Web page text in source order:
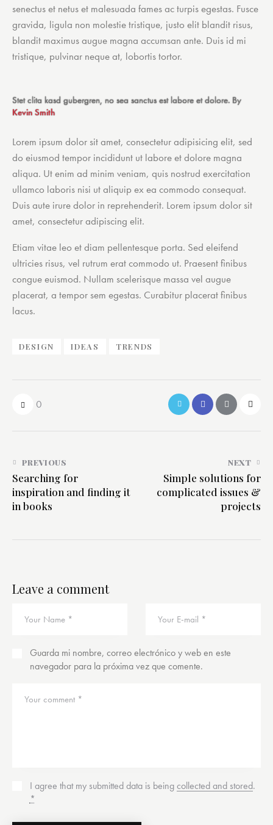
senectus et netus et malesuada fames ac turpis egestas. Fusce
gravida, ligula non molestie tristique, justo elit blandit risus,
blandit maximus augue magna accumsan ante. Duis id mi
tristique, pulvinar neque at, lobortis tortor.
Stet clita kasd gubergren, no sea sanctus est labore et dolore. By
Kevin Smith
Lorem ipsum dolor sit amet, consectetur adipisicing elit, sed
do eiusmod tempor incididunt ut labore et dolore magna
aliqua. Ut enim ad minim veniam, quis nostrud exercitation
ullamco laboris nisi ut aliquip ex ea commodo consequat.
Duis aute irure dolor in reprehenderit. Lorem ipsum dolor sit
amet, consectetur adipiscing elit.
Etiam vitae leo et diam pellentesque porta. Sed eleifend
ultricies risus, vel rutrum erat commodo ut. Praesent finibus
congue euismod. Nullam scelerisque massa vel augue
placerat, a tempor sem egestas. Curabitur placerat finibus
lacus.
DESIGN IDEAS TRENDS
0
PREVIOUS
Searching for
inspiration and finding it
in books
NEXT
Simple solutions for
complicated issues &
projects
Leave a comment
Guarda mi nombre, correo electrónico y web en este
navegador para la próxima vez que comente.
I agree that my submitted data is beingcollected and stored.
*